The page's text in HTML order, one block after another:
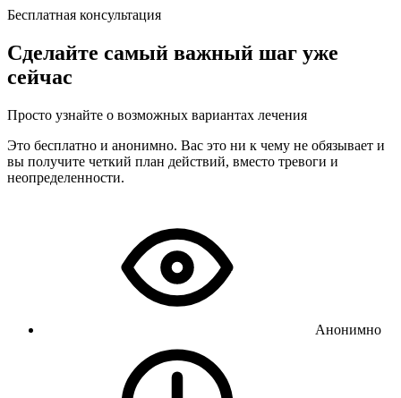
Бесплатная консультация
Сделайте самый важный шаг уже
сейчас
Просто узнайте о возможных вариантах лечения
Это бесплатно и анонимно. Вас это ни к чему не обязывает и
вы получите четкий план действий, вместо тревоги и
неопределенности.
Анонимно